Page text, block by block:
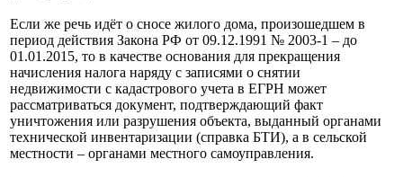
Если же речь идёт о сносе жилого дома, произошедшем в
период действия Закона РФ от 09.12.1991 № 2003-1 – до
01.01.2015, то в качестве основания для прекращения
начисления налога наряду с записями о снятии
недвижимости с кадастрового учета в ЕГРН может
рассматриваться документ, подтверждающий факт
уничтожения или разрушения объекта, выданный органами
технической инвентаризации (справка БТИ), а в сельской
местности – органами местного самоуправления.